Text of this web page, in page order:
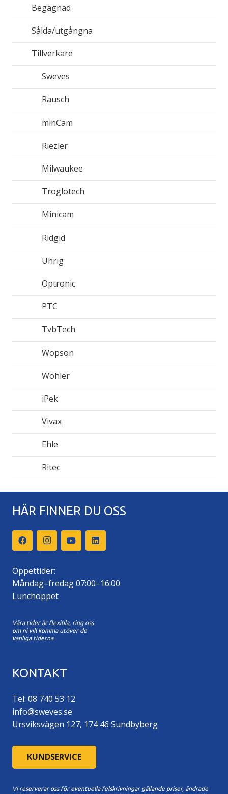
Begagnad
Sålda/utgångna
Tillverkare
Sweves
Rausch
minCam
Riezler
Milwaukee
Troglotech
Minicam
Ridgid
Uhrig
Optronic
PTC
TvbTech
Wopson
Wöhler
iPek
Vivax
Ehle
Ritec
HÄR FINNER DU OSS
Öppettider:
Måndag–fredag 07:00–16:00
Lunchöppet
Våra tider är flexibla, ring oss
om ni vill komma utöver de
vanliga tiderna
KONTAKT
Tel: 08 740 53 12
info@sweves.se
Ursviksvägen 127, 174 46 Sundbyberg
KUNDSERVICE
Vi reserverar oss för eventuella felskrivningar gällande priser, ändrade